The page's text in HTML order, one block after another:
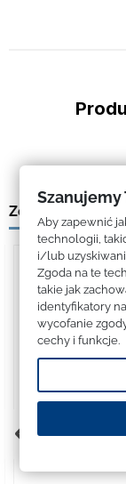
Zobacz także
Aby zapewnić
technologii,
i/lub
Zgoda na te
takie jak
identyfikatory
wycofanie
cechy i funkcje.